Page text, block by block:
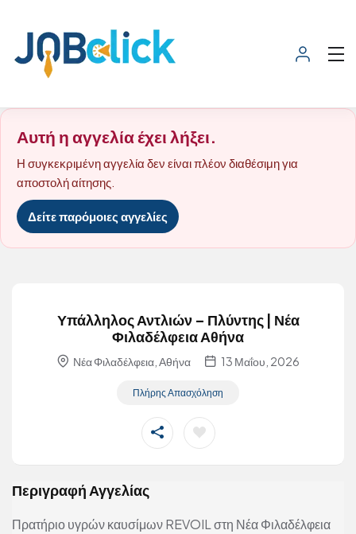
Αυτή η αγγελία έχει λήξει.
Η συγκεκριμένη αγγελία δεν είναι πλέον διαθέσιμη για
αποστολή αίτησης.
Δείτε παρόμοιες αγγελίες
Υπάλληλος Αντλιών – Πλύντης | Νέα
Φιλαδέλφεια Αθήνα
Νέα Φιλαδέλφεια, Αθήνα 13 Μαΐου, 2026
Πλήρης Απασχόληση
Περιγραφή Αγγελίας
Πρατήριο υγρών καυσίμων REVOIL στη Νέα Φιλαδέλφεια